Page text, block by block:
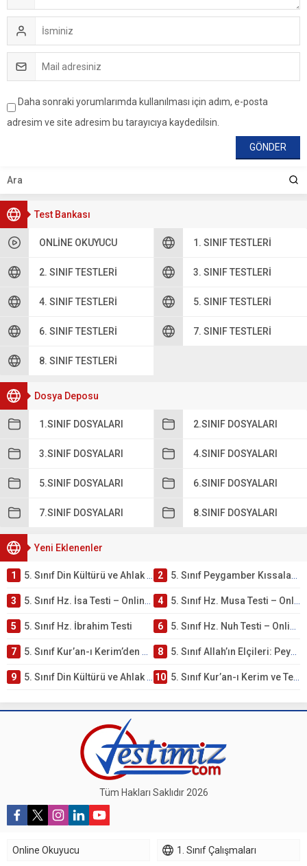
Test Bankası
ONLINE OKUYUCU 1. SINIF TESTLERI
2. SINIF TESTLERI 3. SINIF TESTLERI
4. SINIF TESTLERI 5. SINIF TESTLERI
6. SINIF TESTLERI 7. SINIF TESTLERI
8. SINIF TESTLERI
Dosya Deposu
1.SINIF DOSYALARI 2.SINIF DOSYALARI
3.SINIF DOSYALARI 4.SINIF DOSYALARI
5.SINIF DOSYALARI 6.SINIF DOSYALARI
7.SINIF DOSYALARI 8.SINIF DOSYALARI
Yeni Eklenenler
1 5. Sınıf Din Kültürü ve Ahlak Bilgisi 4. Ünite: Peygamber Kıssaları Çalışmaları 2 5. Sınıf Peygamber Kıssaları Ünite Testi – Online Çöz
3 5. Sınıf Hz. İsa Testi – Online Çöz 4 5. Sınıf Hz. Musa Testi – Online Çöz
5 5. Sınıf Hz. İbrahim Testi 6 5. Sınıf Hz. Nuh Testi – Online Çöz
7 5. Sınıf Kur’an-ı Kerim’den Öğütler – Peygamber Kıssaları Testi – Online Çöz 8 5. Sınıf Allah’ın Elçileri: Peygamberler Testi – Online Çöz
9 5. Sınıf Din Kültürü ve Ahlak Bilgisi 3. Ünite: Kur’an-ı Kerim Çalışmaları 10 5. Sınıf Kur’an-ı Kerim ve Temel Özellikleri Testi – Online Çöz
Daha sonraki yorumlarımda kullanılması için adım, e-posta
adresim ve site adresim bu tarayıcıya kaydedilsin.
Tüm Hakları Saklıdır 2026
Online Okuyucu 1. Sınıf Çalışmaları